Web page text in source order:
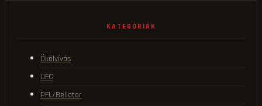
KATEGÓRIÁK
Ökölvívás
UFC
PFL/Bellator